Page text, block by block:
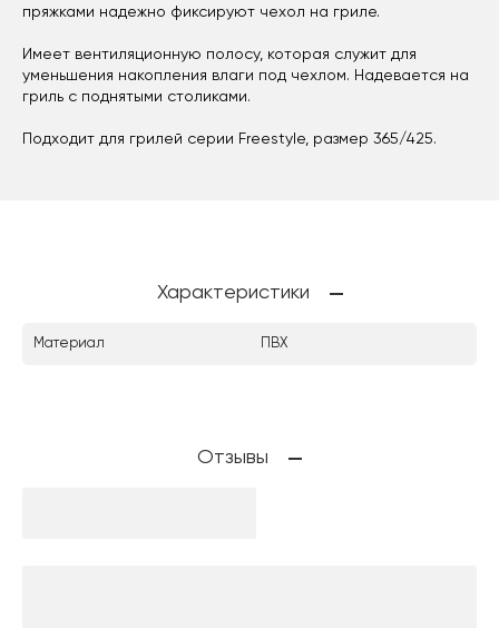
пряжками надежно фиксируют чехол на гриле.
Имеет вентиляционную полосу, которая служит для
уменьшения накопления влаги под чехлом. Надевается на
гриль с поднятыми столиками.
Подходит для грилей серии Freestyle, размер 365/425.
Характеристики
Материал ПВХ
Отзывы